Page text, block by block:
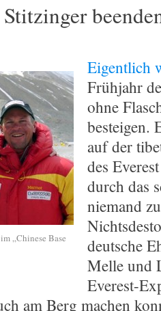
„Chinese Base
Eigentlich
Frühjahr
ohne
besteigen.
auf der
des
durch das
niemand
deutsche
Melle und
Everest-
am Berg machen